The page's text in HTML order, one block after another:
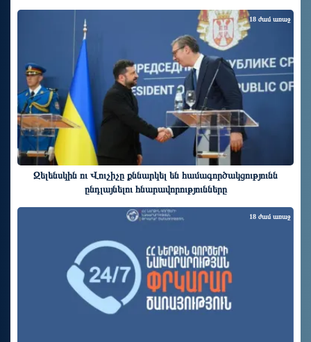
Զելենսկին ու Վուչիչը քննարկել են համագործակցությունն
ընդլայնելու հնարավորությունները
18 ժամ առաջ
18 ժամ առաջ